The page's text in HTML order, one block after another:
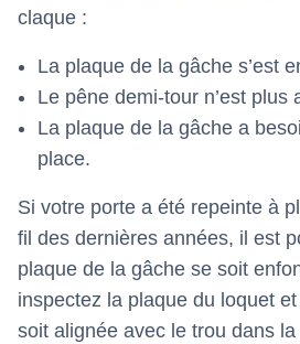
claque :
La plaque de la gâche s’est
Le pêne demi-tour n’est plus
La plaque de la gâche a
place.
Si votre porte a été repeinte à
fil des dernières années, il est
plaque de la gâche se soit
inspectez la plaque du loquet
soit alignée avec le trou dans la